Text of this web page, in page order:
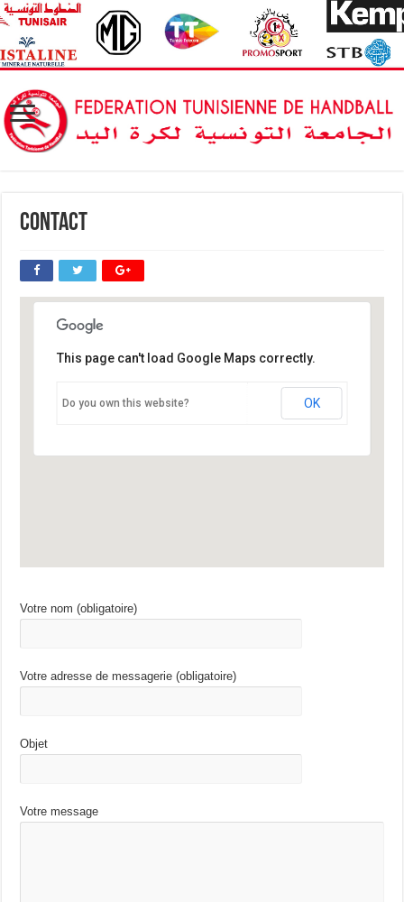
Contact
This page can't load Google Maps correctly.
Do you own this website? OK
Votre nom (obligatoire)
Votre adresse de messagerie (obligatoire)
Objet
Votre message